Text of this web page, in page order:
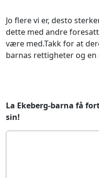
Jo flere vi er, desto
dette med andre
være med.Takk for at
barnas rettigheter og
La Ekeberg-barna få
sin!